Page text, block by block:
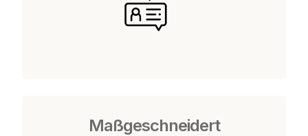
Maßgeschneidert